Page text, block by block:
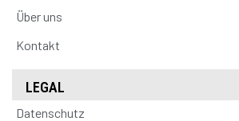
Über uns
Kontakt
LEGAL
Datenschutz